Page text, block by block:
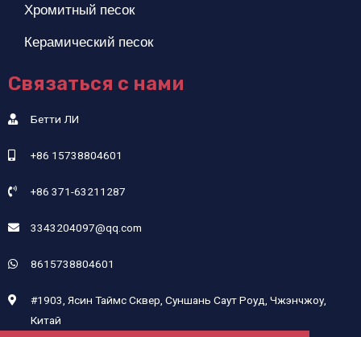
Хромитный песок
Керамический песок
Связаться с нами
Бетти ЛИ
+86 15738804601
+86 371-63211287
3343204097@qq.com
8615738804601
#1903, Ясин Таймс Сквер, Суншань Саут Роуд, Чжэнчжоу,
Китай